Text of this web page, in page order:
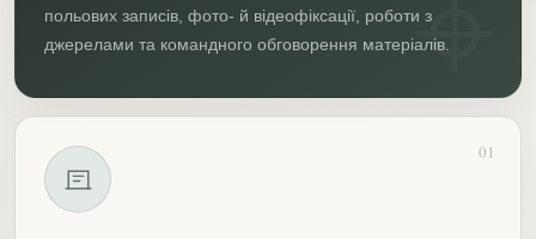
польових записів, фото- й відеофіксації, роботи з
джерелами та командного обговорення матеріалів.
01